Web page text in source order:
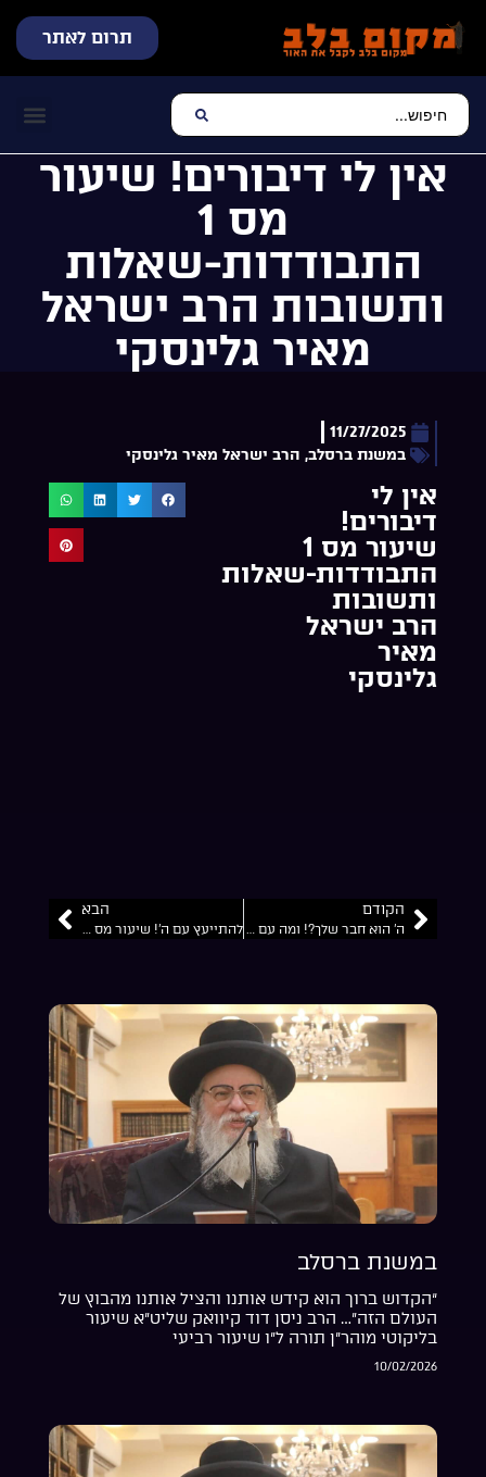
תרום לאתר
אין לי דיבורים! שיעור
מס 1
התבודדות-שאלות
ותשובות הרב ישראל
מאיר גלינסקי
11/27/2025
במשנת ברסלב, הרב ישראל מאיר גלינסקי
אין לי
דיבורים!
שיעור מס 1
התבודדות-שאלות
ותשובות
הרב ישראל
מאיר
גלינסקי
הקודם
ה’ הוא חבר שלך?! ומה עם יראת הכבוד?~פרק סיום מס 14 התבודדות-שאלות ותשובות הרב ישראל מאיר גלינסקי
הבא
להתייעץ עם ה’! שיעור מס 11 התבודדות-שאלות ותשובות הרב ישראל מאיר גלינסקי
במשנת ברסלב
“הקדוש ברוך הוא קידש אותנו והציל אותנו מהבוץ של
העולם הזה”… הרב ניסן דוד קיוואק שליט”א שיעור
בליקוטי מוהר”ן תורה ל”ו שיעור רביעי
10/02/2026